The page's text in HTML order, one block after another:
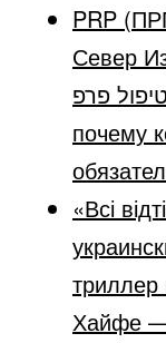
PRP
Север
טיפול פרפ ): кому она может подойти и
почему
«Всі
триллер
Хайфе —